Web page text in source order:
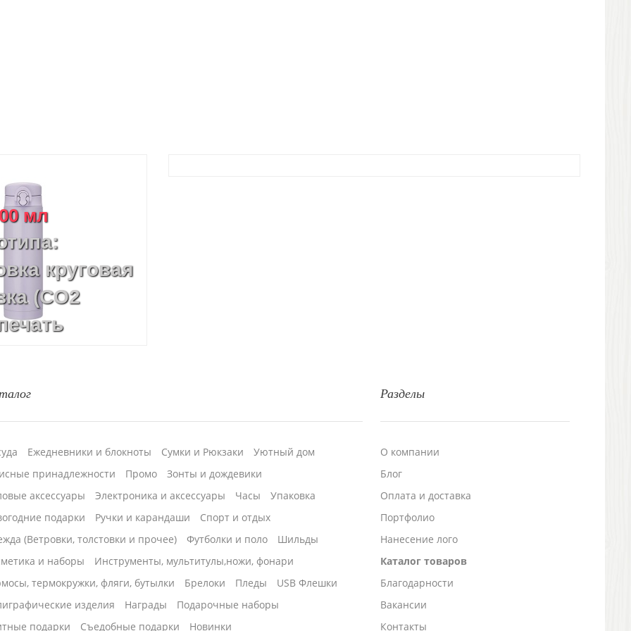
мл
круговая
(CO2
Разделы
О компании
Блог
Оплата и доставка
Портфолио
Нанесение лого
Каталог товаров
Благодарности
Вакансии
Контакты
Ежедневники и блокноты Сумки и Рюкзаки
Уютный дом
принадлежности
Промо
Зонты и дождевики
аксессуары
Электроника и аксессуары Часы
Упаковка
подарки
Ручки и карандаши
Спорт и отдых
(Ветровки, толстовки и прочее)
Футболки и поло
Шильды
и наборы
Инструменты, мультитулы,ножи, фонари
термокружки, фляги, бутылки
Брелоки Пледы
USB Флешки
изделия
Награды
Подарочные наборы
подарки
Cъедобные подарки Новинки